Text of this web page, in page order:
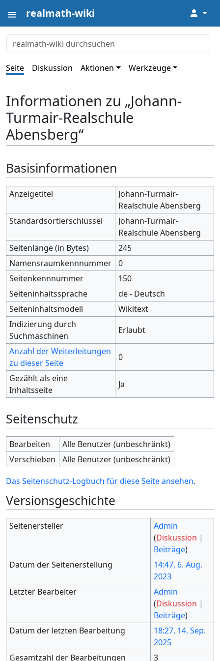
realmath-wiki ↓
Seite Diskussion Aktionen Werkzeuge
Informationen zu „Johann-
Turmair-Realschule
Abensberg“
Basisinformationen
Anzeigetitel
Johann-Turmair-
Realschule Abensberg
Standardsortierschlüssel
Johann-Turmair-
Realschule Abensberg
Seitenlänge (in Bytes)
245
Namensraumkennnummer
0
Seitenkennnummer
150
Seiteninhaltssprache
de - Deutsch
Seiteninhaltsmodell
Wikitext
Indizierung durch
Suchmaschinen
Erlaubt
Anzahl der Weiterleitungen
zu dieser Seite
0
Gezählt als eine
Inhaltsseite
Ja
Seitenschutz
Bearbeiten
Alle Benutzer (unbeschränkt)
Verschieben
Alle Benutzer (unbeschränkt)
Das Seitenschutz-Logbuch für diese Seite ansehen.
Versionsgeschichte
Seitenersteller
Admin
(Diskussion |
Beiträge)
Datum der Seitenerstellung
14:47, 6. Aug.
2023
Letzter Bearbeiter
Admin
(Diskussion |
Beiträge)
Datum der letzten Bearbeitung
18:27, 14. Sep.
2025
Gesamtzahl der Bearbeitungen
3